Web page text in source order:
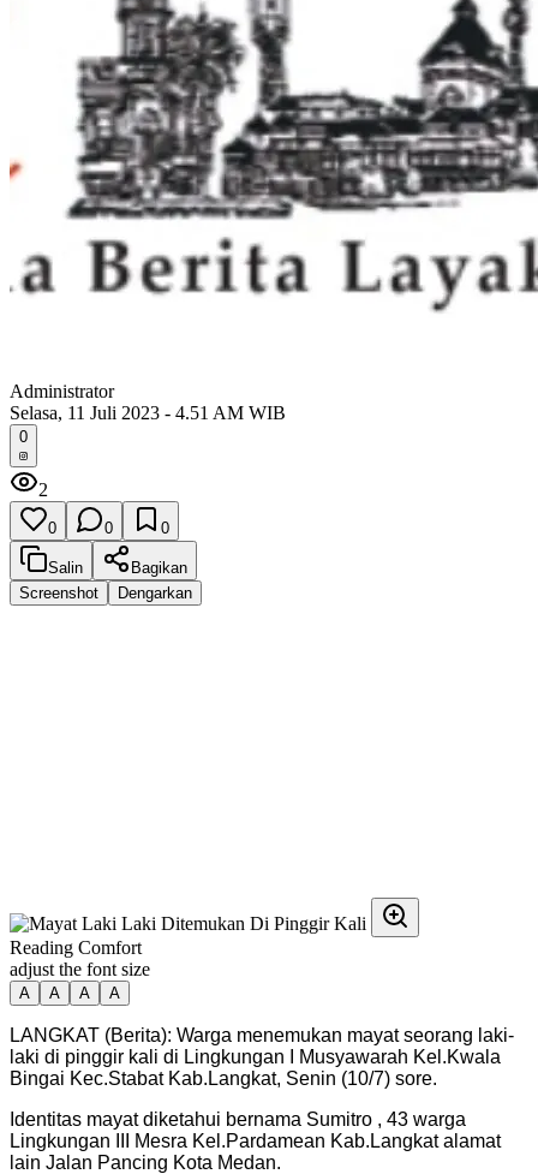
Administrator
Selasa, 11 Juli 2023 - 4.51 AM WIB
0
2
0 0 0
Salin
Bagikan
Screenshot
Dengarkan
Reading Comfort
adjust the font size
A A A A
LANGKAT (Berita): Warga menemukan mayat seorang laki-
laki di pinggir kali di Lingkungan I Musyawarah Kel.Kwala
Bingai Kec.Stabat Kab.Langkat, Senin (10/7) sore.
Identitas mayat diketahui bernama Sumitro , 43 warga
Lingkungan III Mesra Kel.Pardamean Kab.Langkat alamat
lain Jalan Pancing Kota Medan.